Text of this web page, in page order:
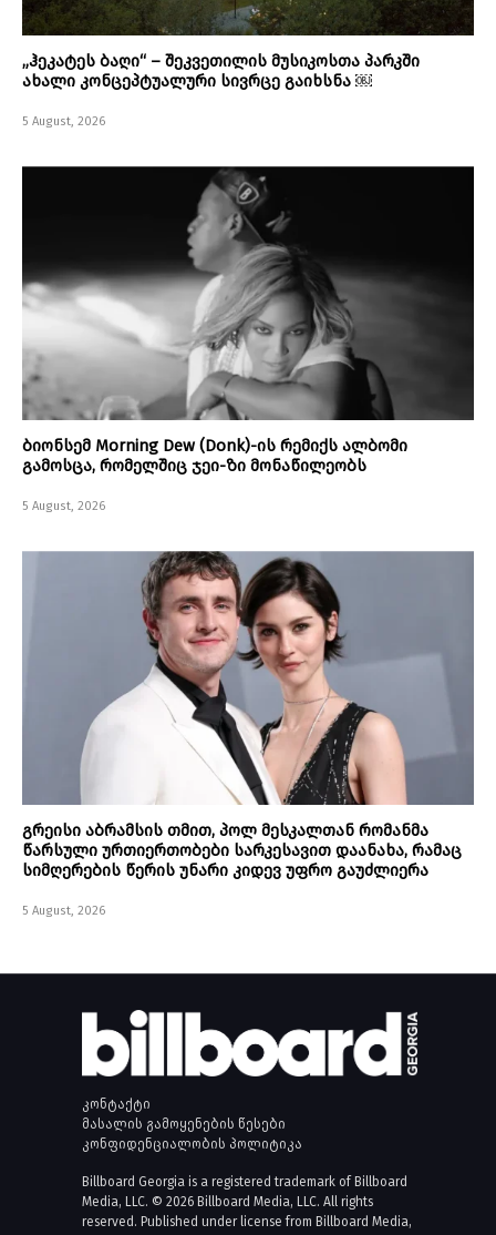
„ჰეკატეს ბაღი“ – შეკვეთილის მუსიკოსთა პარკში
ახალი კონცეპტუალური სივრცე გაიხსნა ￼
5 August, 2026
ბიონსემ Morning Dew (Donk)-ის რემიქს ალბომი
გამოსცა, რომელშიც ჯეი-ზი მონაწილეობს
5 August, 2026
გრეისი აბრამსის თმით, პოლ მესკალთან რომანმა
წარსული ურთიერთობები სარკესავით დაანახა, რამაც
სიმღერების წერის უნარი კიდევ უფრო გაუძლიერა
5 August, 2026
კონტაქტი
მასალის გამოყენების წესები
კონფიდენციალობის პოლიტიკა
Billboard Georgia is a registered trademark of Billboard
Media, LLC. © 2026 Billboard Media, LLC. All rights
reserved. Published under license from Billboard Media,